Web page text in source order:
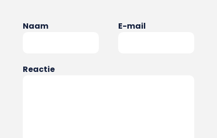
Naam E-mail
Reactie